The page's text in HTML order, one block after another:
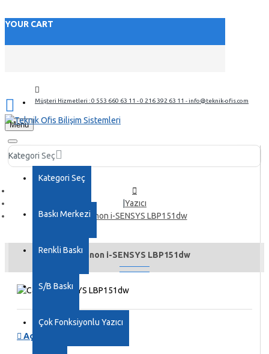
YOUR CART
Müşteri Hizmetleri : 0 553 660 63 11 - 0 216 392 63 11 - info@teknik-ofis.com
Menu
Kategori Seç
Kategori Seç
Baskı Merkezi
Renkli Baskı
S/B Baskı
Çok Fonksiyonlu Yazıcı
Yazıcı
Canon i-SENSYS LBP151dw
Canon i-SENSYS LBP151dw
Açıklama